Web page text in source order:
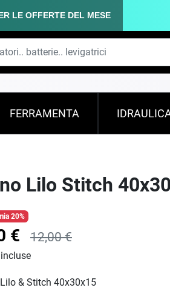
LE OFFERTE DEL MESE
FERRAMENTA
Lilo Stitch
20%
€ 12,00 €
& Stitch 40x30x15